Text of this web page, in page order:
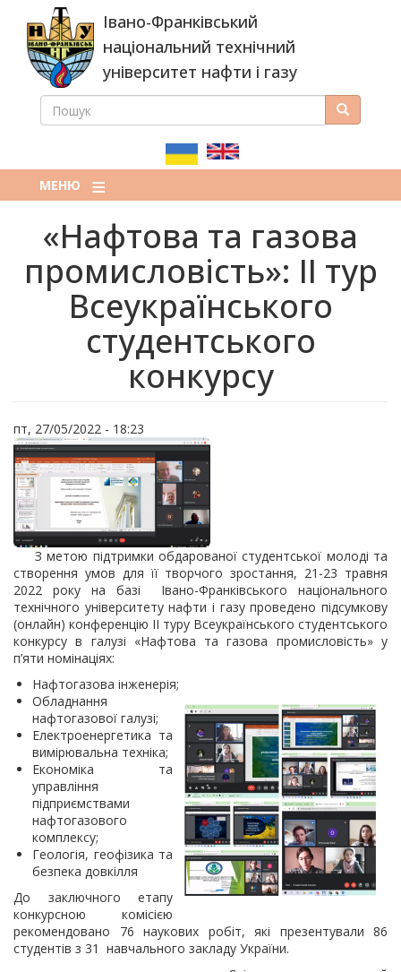
основного
вмісту
Івано-Франківський
національний технічний
університет нафти і газу
ПОШУКОВА
ПОШУК Пошук
МЕНЮ
«Нафтова та газова
промисловість»: ІІ тур
Всеукраїнського
студентського
конкурсу
пт, 27/05/2022 - 18:23
З метою підтримки обдарованої студентської молоді та
створення умов для її творчого зростання, 21-23 травня
2022 року на базі Івано-Франківського національного
технічного університету нафти і газу проведено підсумкову
(онлайн) конференцію ІІ туру Всеукраїнського студентського
конкурсу в галузі «Нафтова та газова промисловість» у
п’яти номінаціях:
Нафтогазова інженерія;
Обладнання
нафтогазової галузі;
Електроенергетика та
вимірювальна техніка;
Економіка та
управління
підприємствами
нафтогазового
комплексу;
Геологія, геофізика та
безпека довкілля
До заключного етапу
конкурсною комісією
рекомендовано 76 наукових робіт, які презентували 86
студентів з 31 навчального закладу України.